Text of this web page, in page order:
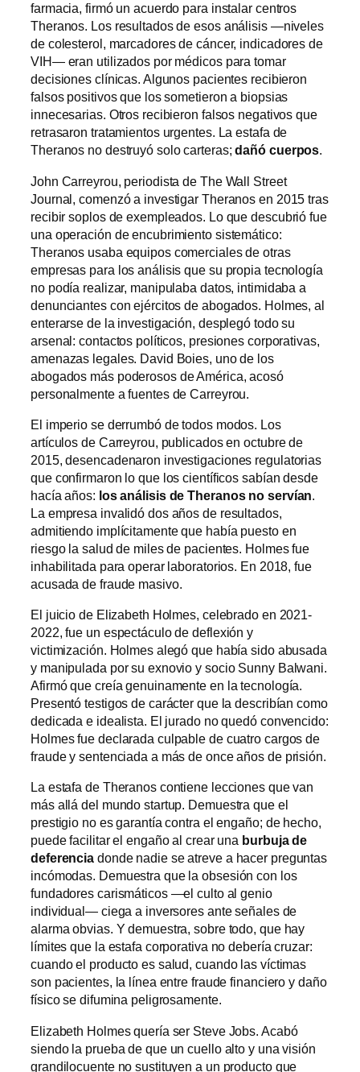
farmacia, firmó un acuerdo para instalar centros
Theranos. Los resultados de esos análisis —niveles
de colesterol, marcadores de cáncer, indicadores de
VIH— eran utilizados por médicos para tomar
decisiones clínicas. Algunos pacientes recibieron
falsos positivos que los sometieron a biopsias
innecesarias. Otros recibieron falsos negativos que
retrasaron tratamientos urgentes. La estafa de
Theranos no destruyó solo carteras;dañó cuerpos.
John Carreyrou, periodista de The Wall Street
Journal, comenzó a investigar Theranos en 2015 tras
recibir soplos de exempleados. Lo que descubrió fue
una operación de encubrimiento sistemático:
Theranos usaba equipos comerciales de otras
empresas para los análisis que su propia tecnología
no podía realizar, manipulaba datos, intimidaba a
denunciantes con ejércitos de abogados. Holmes, al
enterarse de la investigación, desplegó todo su
arsenal: contactos políticos, presiones corporativas,
amenazas legales. David Boies, uno de los
abogados más poderosos de América, acosó
personalmente a fuentes de Carreyrou.
El imperio se derrumbó de todos modos. Los
artículos de Carreyrou, publicados en octubre de
2015, desencadenaron investigaciones regulatorias
que confirmaron lo que los científicos sabían desde
hacía años: los análisis de Theranos no servían.
La empresa invalidó dos años de resultados,
admitiendo implícitamente que había puesto en
riesgo la salud de miles de pacientes. Holmes fue
inhabilitada para operar laboratorios. En 2018, fue
acusada de fraude masivo.
El juicio de Elizabeth Holmes, celebrado en 2021-
2022, fue un espectáculo de deflexión y
victimización. Holmes alegó que había sido abusada
y manipulada por su exnovio y socio Sunny Balwani.
Afirmó que creía genuinamente en la tecnología.
Presentó testigos de carácter que la describían como
dedicada e idealista. El jurado no quedó convencido:
Holmes fue declarada culpable de cuatro cargos de
fraude y sentenciada a más de once años de prisión.
La estafa de Theranos contiene lecciones que van
más allá del mundo startup. Demuestra que el
prestigio no es garantía contra el engaño; de hecho,
puede facilitar el engaño al crear una burbuja de
deferencia donde nadie se atreve a hacer preguntas
incómodas. Demuestra que la obsesión con los
fundadores carismáticos —el culto al genio
individual— ciega a inversores ante señales de
alarma obvias. Y demuestra, sobre todo, que hay
límites que la estafa corporativa no debería cruzar:
cuando el producto es salud, cuando las víctimas
son pacientes, la línea entre fraude financiero y daño
físico se difumina peligrosamente.
Elizabeth Holmes quería ser Steve Jobs. Acabó
siendo la prueba de que un cuello alto y una visión
grandilocuente no sustituyen a un producto que